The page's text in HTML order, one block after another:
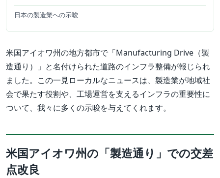
日本の製造業への示唆
米国アイオワ州の地方都市で「Manufacturing Drive（製
造通り）」と名付けられた道路のインフラ整備が報じられ
ました。この一見ローカルなニュースは、製造業が地域社
会で果たす役割や、工場運営を支えるインフラの重要性に
ついて、我々に多くの示唆を与えてくれます。
米国アイオワ州の「製造通り」での交差
点改良